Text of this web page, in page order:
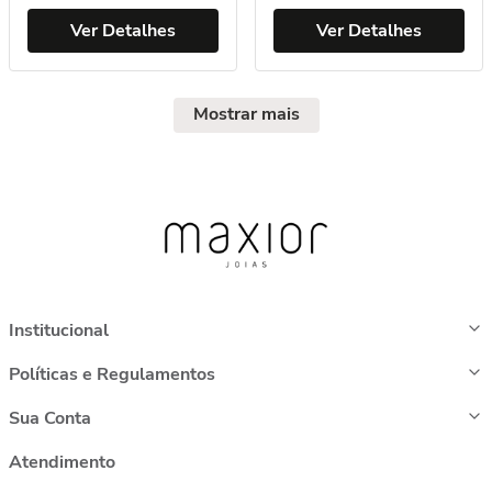
Ver Detalhes Ver Detalhes
Mostrar mais
Institucional
Políticas e Regulamentos
Sua Conta
Atendimento